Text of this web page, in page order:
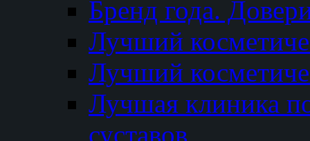
Бренд года.
Лучший
Лучший
Лучшая клиника
суставов